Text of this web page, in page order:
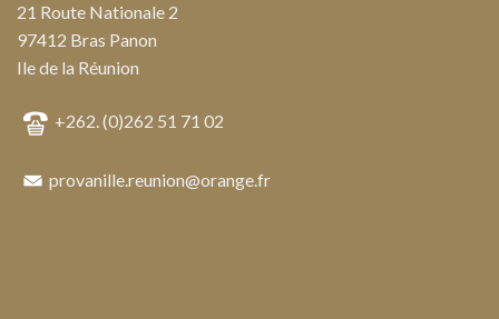
21 Route Nationale 2
97412 Bras Panon
Ile de la Réunion
+262. (0)262 51 71 02
provanille.reunion@orange.fr